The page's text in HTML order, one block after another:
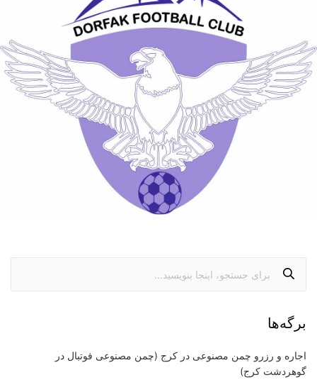
برگه‌ها
اجاره و رزرو چمن مصنوعی در کرج (چمن مصنوعی فوتبال در
گوهردشت کرج)